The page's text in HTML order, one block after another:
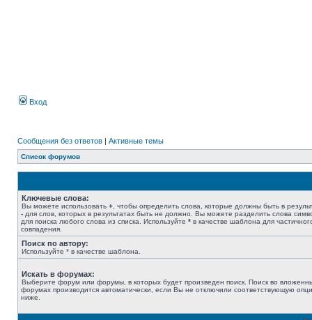
Вход
Сообщения без ответов | Активные темы
Список форумов
Ключевые слова:
Вы можете использовать + , чтобы определить слова, которые должны быть в
- для слов, которых в результатах быть не должно. Вы можете разделить слова
для поиска любого слова из списка. Используйте * в качестве шаблона для
совпадения.
Поиск по автору:
Используйте * в качестве шаблона.
Искать в форумах:
Выберите форум или форумы, в которых будет произведен поиск. Поиск во
форумах производится автоматически, если Вы не отключили соответствующую
ниже.